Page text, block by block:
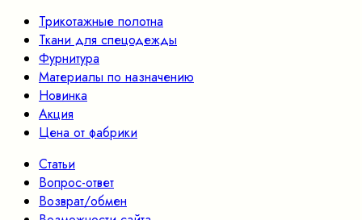
Трикотажные полотна
Ткани для спецодежды
Фурнитура
Материалы по назначению
Новинка
Акция
Цена от фабрики
Статьи
Вопрос-ответ
Возврат/обмен